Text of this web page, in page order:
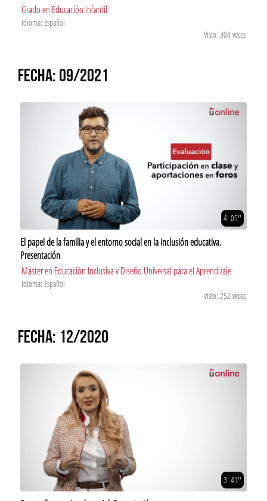
Grado en Educación Infantil
Idioma: Español
Visto: 304 veces
FECHA: 09/2021
4' 05''
El papel de la familia y el entorno social en la inclusión educativa.
Presentación
Máster en Educación Inclusiva y Diseño Universal para el Aprendizaje
Idioma: Español
Visto: 252 veces
FECHA: 12/2020
3' 41''